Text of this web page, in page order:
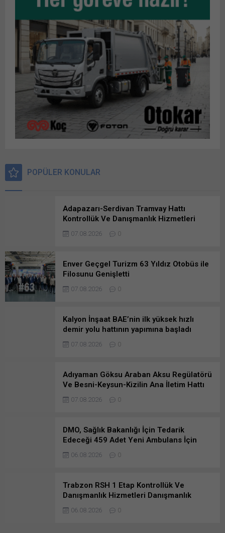
paylaşmak için tıklayın (Yeni
üzerinden paylaşmak için
tıklayın (Yeni pencerede
açılır) LinkedIn WhatsApp'ta
paylaşmak için tıklayın (Yeni
pencerede açılır) WhatsApp
Facebook'ta paylaşmak için
tıklayın (Yeni...
üzerinden paylaşmak için
açılır) LinkedIn WhatsApp'ta
paylaşmak için tıklayın (Yeni
pencerede açılır) WhatsApp
Facebook'ta paylaşmak için
tıklayın (Yeni...
POPÜLER KONULAR
Adapazarı-Serdivan Tramvay Hattı
Kontrollük Ve Danışmanlık Hizmetleri
Danışmanlık Hizmetlerine Başvuruda
Bulunanlar
07.08.2026 0
Enver Geçgel Turizm 63 Yıldız Otobüs ile
Filosunu Genişletti
07.08.2026 0
Kalyon İnşaat BAE’nin ilk yüksek hızlı
demir yolu hattının yapımına başladı
07.08.2026 0
Adıyaman Göksu Araban Aksu Regülatörü
Ve Besni-Keysun-Kizilin Ana İletim Hattı
Yapım İşi
07.08.2026 0
DMO, Sağlık Bakanlığı İçin Tedarik
Edeceği 459 Adet Yeni Ambulans İçin
Teklif Aldı
06.08.2026 0
Trabzon RSH 1 Etap Kontrollük Ve
Danışmanlık Hizmetleri Danışmanlık
Hizmetleri İşine Başvurusunda
Bulunanlar
06.08.2026 0